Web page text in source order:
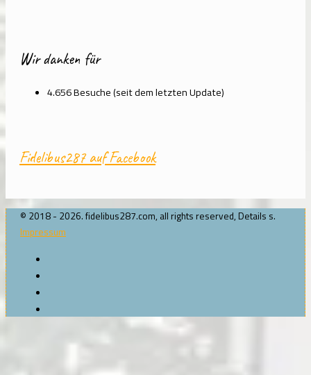
Wir danken für
4.656 Besuche (seit dem letzten Update)
Fidelibus287 auf Facebook
© 2018 - 2026. fidelibus287.com, all rights reserved, Details s.
Impressum